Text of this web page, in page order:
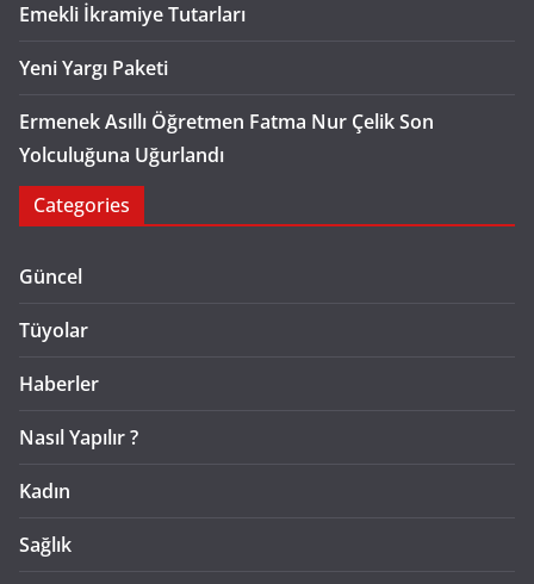
Emekli İkramiye Tutarları
Yeni Yargı Paketi
Ermenek Asıllı Öğretmen Fatma Nur Çelik Son
Yolculuğuna Uğurlandı
Categories
Güncel
Tüyolar
Haberler
Nasıl Yapılır ?
Kadın
Sağlık